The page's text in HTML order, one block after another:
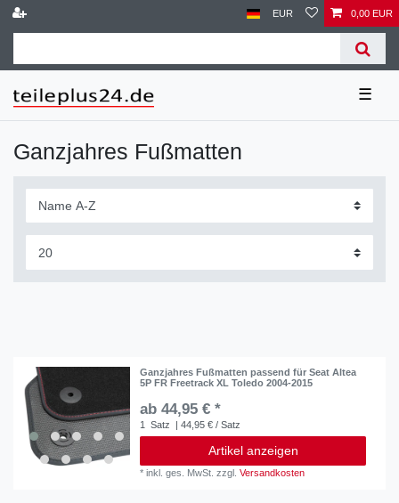
EUR 0,00 EUR
☰
Ganzjahres Fußmatten
Ganzjahres Fußmatten passend für Seat Altea
5P FR Freetrack XL Toledo 2004-2015
ab 44,95 € *
1 Satz | 44,95 € / Satz
Artikel anzeigen
*inkl. ges. MwSt. zzgl.Versandkosten